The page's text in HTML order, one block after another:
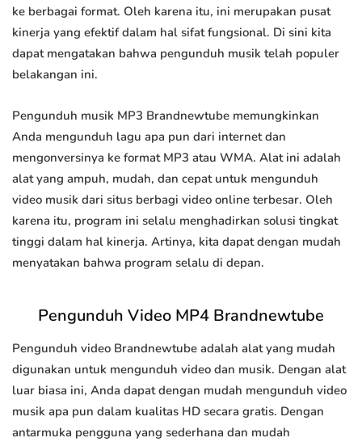
ke berbagai format. Oleh karena itu, ini merupakan pusat
kinerja yang efektif dalam hal sifat fungsional. Di sini kita
dapat mengatakan bahwa pengunduh musik telah populer
belakangan ini.
Pengunduh musik MP3 Brandnewtube memungkinkan
Anda mengunduh lagu apa pun dari internet dan
mengonversinya ke format MP3 atau WMA. Alat ini adalah
alat yang ampuh, mudah, dan cepat untuk mengunduh
video musik dari situs berbagi video online terbesar. Oleh
karena itu, program ini selalu menghadirkan solusi tingkat
tinggi dalam hal kinerja. Artinya, kita dapat dengan mudah
menyatakan bahwa program selalu di depan.
Pengunduh Video MP4 Brandnewtube
Pengunduh video Brandnewtube adalah alat yang mudah
digunakan untuk mengunduh video dan musik. Dengan alat
luar biasa ini, Anda dapat dengan mudah mengunduh video
musik apa pun dalam kualitas HD secara gratis. Dengan
antarmuka pengguna yang sederhana dan mudah